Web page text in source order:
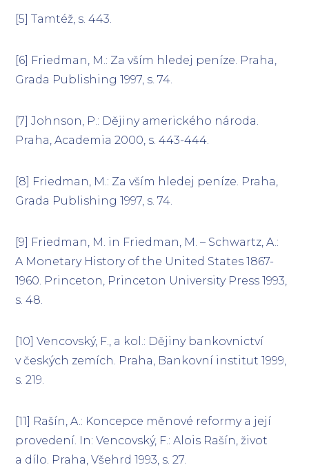
[5] Tamtéž, s. 443.
[6] Friedman, M.: Za vším hledej peníze. Praha,
Grada Publishing 1997, s. 74.
[7] Johnson, P.: Dějiny amerického národa.
Praha, Academia 2000, s. 443-444.
[8] Friedman, M.: Za vším hledej peníze. Praha,
Grada Publishing 1997, s. 74.
[9] Friedman, M. in Friedman, M. – Schwartz, A.:
A Monetary History of the United States 1867-
1960. Princeton, Princeton University Press 1993,
s. 48.
[10] Vencovský, F., a kol.: Dějiny bankovnictví
v českých zemích. Praha, Bankovní institut 1999,
s. 219.
[11] Rašín, A.: Koncepce měnové reformy a její
provedení. In: Vencovský, F.: Alois Rašín, život
a dílo. Praha, Všehrd 1993, s. 27.